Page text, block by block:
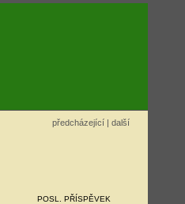
předcházející | další
POSL. PŘÍSPĚVEK